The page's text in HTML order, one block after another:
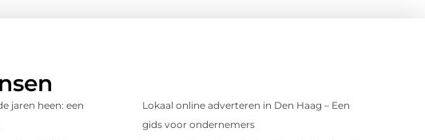
jaren heen: een
Lokaal online adverteren in Den Haag – Een
gids voor ondernemers